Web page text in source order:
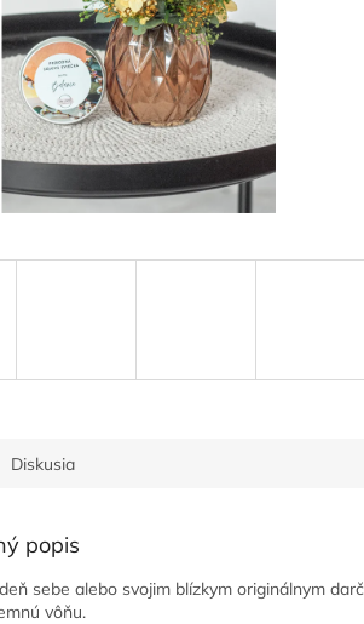
Diskusia
popis
sebe alebo svojim blízkym originálnym
vôňu.